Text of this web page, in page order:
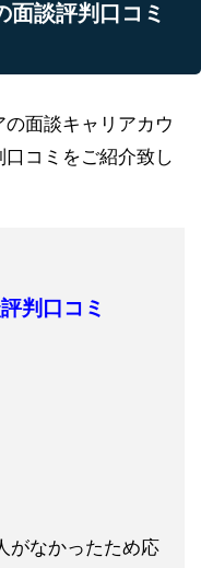
面談評判口コミ
面談キャリアカウ
コミをご紹介致し
判口コミ
がなかったため応